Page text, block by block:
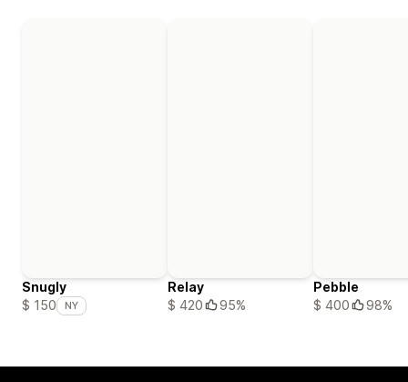
Snugly
$ 150
NY
Relay
$ 420
95%
Pebble
$ 400
98%